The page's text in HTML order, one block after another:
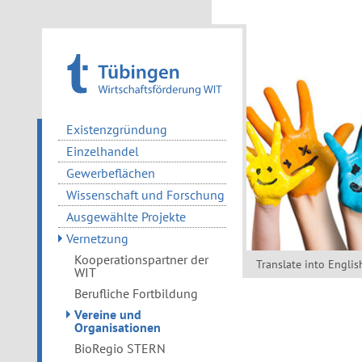
Existenzgründung
Einzelhandel
Gewerbeflächen
Wissenschaft und Forschung
Ausgewählte Projekte
Vernetzung
Kooperationspartner der
WIT
Berufliche Fortbildung
Vereine und
Organisationen
BioRegio STERN
Translate into